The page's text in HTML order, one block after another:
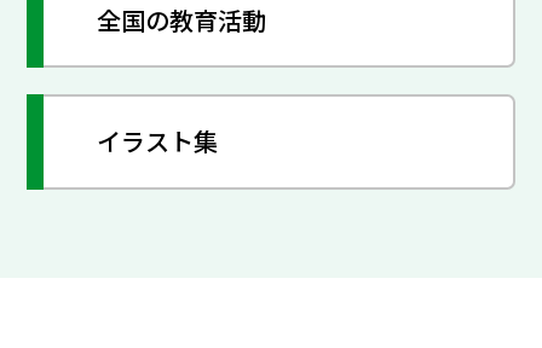
全国の教育活動
イラスト集